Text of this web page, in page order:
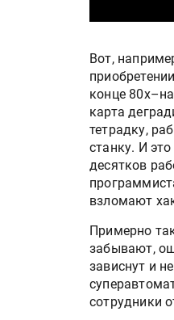
Вот,
конце
карта
тетрадку,
станку. И
десятков
взломают
Примерно
забывают,
зависнут и
сотрудники